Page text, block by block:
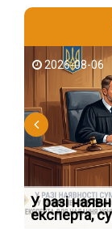
2026-08-06
У разі
експерта,